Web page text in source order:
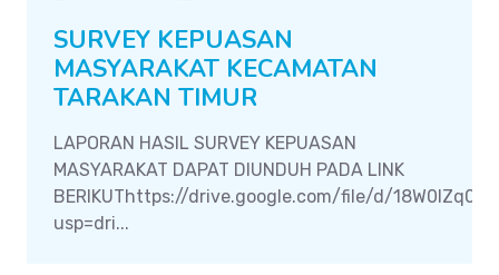
SURVEY KEPUASAN
MASYARAKAT KECAMATAN
TARAKAN TIMUR
LAPORAN HASIL SURVEY KEPUASAN
MASYARAKAT DAPAT DIUNDUH PADA LINK
BERIKUThttps://drive.google.com/file/d/
usp=dri...